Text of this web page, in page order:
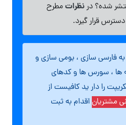
شده؟ درنظراتمطرح
دسترس قرار گیرد.
به فارسی سازی ، بومی سازی و
ها ، سورس ها و کدهای
را دار ید کافیست از
مشتریان اقدام به ثبت